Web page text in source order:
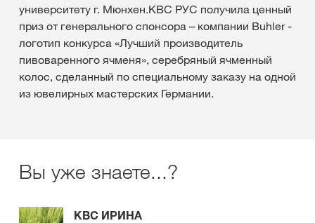
университету г. Мюнхен.КВС РУС получила ценный
приз от генерального спонсора – компании Buhler -
логотип конкурса «Лучший производитель
пивоваренного ячменя», серебряный ячменный
колос, сделанный по специальному заказу на одной
из ювелирных мастерских Германии.
Вы уже знаете...?
KBC ИРИНА